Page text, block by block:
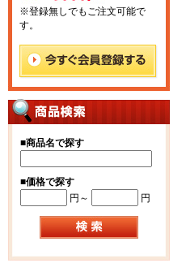
※登録無しでもご注文可能で
す。
■商品名で探す
■価格で探す
円～
円